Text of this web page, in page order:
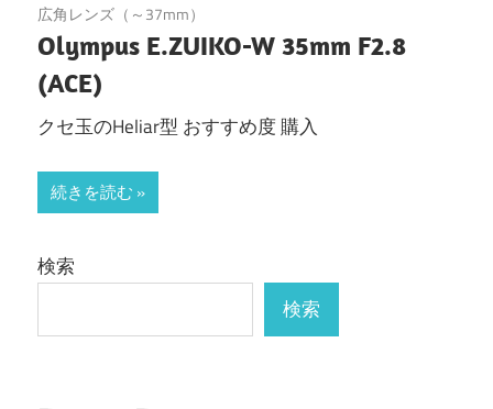
広角レンズ（～37mm）
Olympus E.ZUIKO-W 35mm F2.8
(ACE)
クセ玉のHeliar型 おすすめ度 購入
続きを読む
検索
検索